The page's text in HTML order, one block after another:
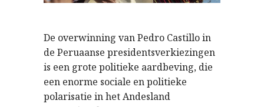
De overwinning van Pedro Castillo in
de Peruaanse presidentsverkiezingen
is een grote politieke aardbeving, die
een enorme sociale en politieke
polarisatie in het Andesland